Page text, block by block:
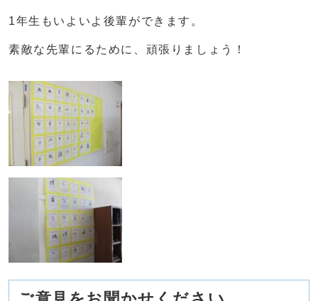
1年生もいよいよ後輩ができます。
素敵な先輩にるために、頑張りましょう！